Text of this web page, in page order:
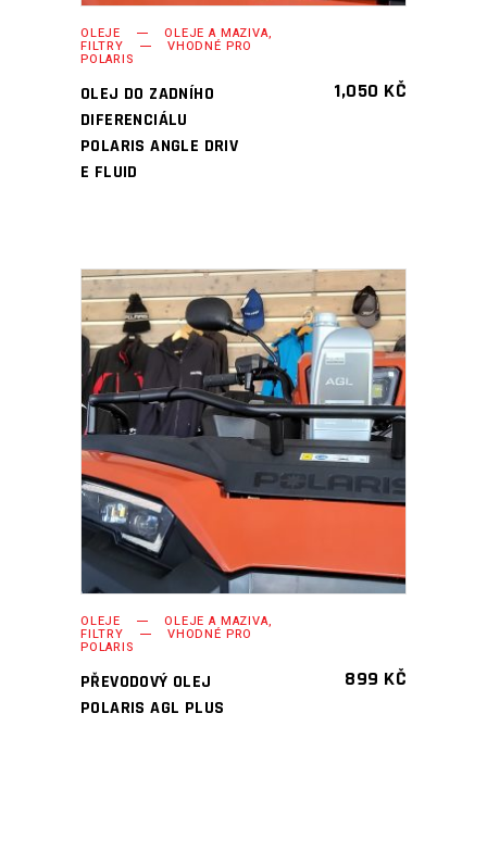
OLEJE OLEJE A MAZIVA,
FILTRY VHODNÉ PRO
POLARIS
OLEJ DO ZADNÍHO
DIFERENCIÁLU
POLARIS ANGLE DRIV
E FLUID
1,050 KČ
PŘIDAT DO KOŠÍKU
OLEJE OLEJE A MAZIVA,
FILTRY VHODNÉ PRO
POLARIS
PŘEVODOVÝ OLEJ
POLARIS AGL PLUS
899 KČ